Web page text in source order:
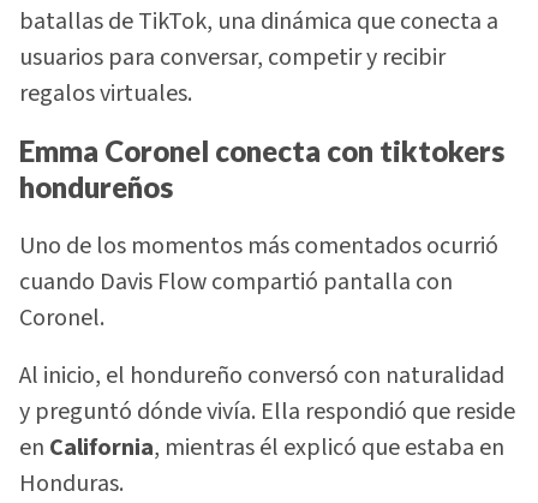
batallas de TikTok, una dinámica que conecta a
usuarios para conversar, competir y recibir
regalos virtuales.
Emma Coronel conecta con tiktokers
hondureños
Uno de los momentos más comentados ocurrió
cuando Davis Flow compartió pantalla con
Coronel.
Al inicio, el hondureño conversó con naturalidad
y preguntó dónde vivía. Ella respondió que reside
en California, mientras él explicó que estaba en
Honduras.